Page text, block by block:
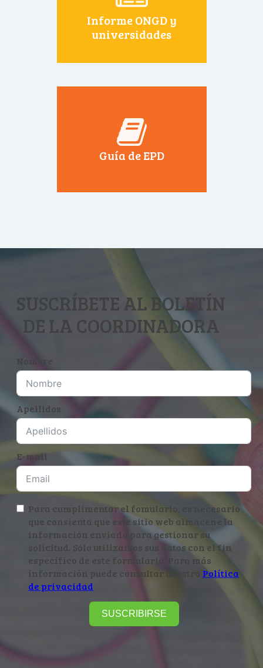
Informe ONGD y
universidades
Guía de EPD
SUSCRÍBETE AL BOLETÍN
DE LA COORDINADORA
Nombre
Apellidos
E-mail
Para cumplimentar el fomulario, es necesario
que consienta que este sitio web almacene la
información enviada para gestionar su
solicitud. Sólo utilizamos sus datos con el fin
específico de este formulario. Para más
información puede consultar nuestra Política
de privacidad
SUSCRIBIRSE